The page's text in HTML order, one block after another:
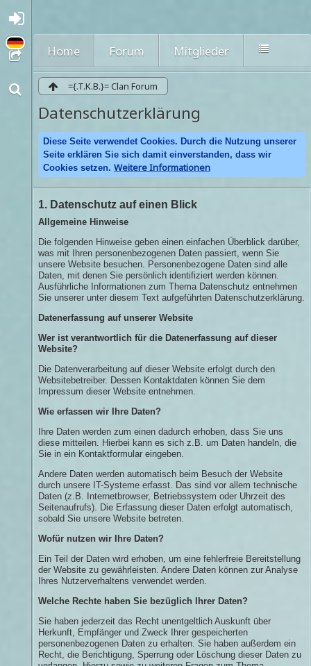
nmel
den
oder
strie
ren
Home Forum Mitglieder
={.T.K.B.}= Clan Forum
Datenschutzerklärung
Diese Seite verwendet Cookies. Durch die Nutzung unserer
Seite erklären Sie sich damit einverstanden, dass wir
Cookies setzen. Weitere Informationen
1. Datenschutz auf einen Blick
Allgemeine Hinweise
Die folgenden Hinweise geben einen einfachen Überblick darüber,
was mit Ihren personenbezogenen Daten passiert, wenn Sie
unsere Website besuchen. Personenbezogene Daten sind alle
Daten, mit denen Sie persönlich identifiziert werden können.
Ausführliche Informationen zum Thema Datenschutz entnehmen
Sie unserer unter diesem Text aufgeführten Datenschutzerklärung.
Datenerfassung auf unserer Website
Wer ist verantwortlich für die Datenerfassung auf dieser
Website?
Die Datenverarbeitung auf dieser Website erfolgt durch den
Websitebetreiber. Dessen Kontaktdaten können Sie dem
Impressum dieser Website entnehmen.
Wie erfassen wir Ihre Daten?
Ihre Daten werden zum einen dadurch erhoben, dass Sie uns
diese mitteilen. Hierbei kann es sich z.B. um Daten handeln, die
Sie in ein Kontaktformular eingeben.
Andere Daten werden automatisch beim Besuch der Website
durch unsere IT-Systeme erfasst. Das sind vor allem technische
Daten (z.B. Internetbrowser, Betriebssystem oder Uhrzeit des
Seitenaufrufs). Die Erfassung dieser Daten erfolgt automatisch,
sobald Sie unsere Website betreten.
Wofür nutzen wir Ihre Daten?
Ein Teil der Daten wird erhoben, um eine fehlerfreie Bereitstellung
der Website zu gewährleisten. Andere Daten können zur Analyse
Ihres Nutzerverhaltens verwendet werden.
Welche Rechte haben Sie bezüglich Ihrer Daten?
Sie haben jederzeit das Recht unentgeltlich Auskunft über
Herkunft, Empfänger und Zweck Ihrer gespeicherten
personenbezogenen Daten zu erhalten. Sie haben außerdem ein
Recht, die Berichtigung, Sperrung oder Löschung dieser Daten zu